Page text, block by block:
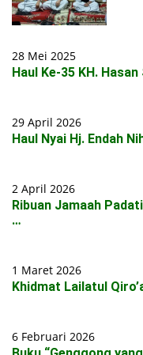
28 Mei 2025
Haul Ke-35 KH.
29 April 2026
Haul Nyai Hj. Endah
2 April 2026
Ribuan Jamaah
…
1 Maret 2026
Khidmat Lailatul
6 Februari 2026